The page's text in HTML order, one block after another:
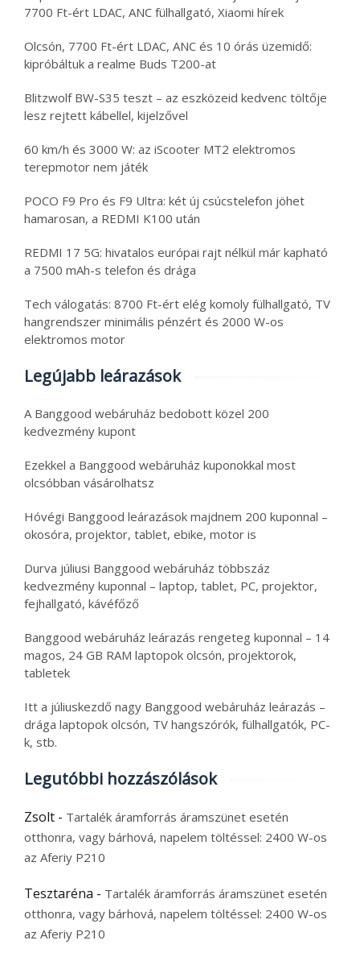
7700 Ft-ért LDAC, ANC fülhallgató, Xiaomi hírek
Olcsón, 7700 Ft-ért LDAC, ANC és 10 órás üzemidő:
kipróbáltuk a realme Buds T200-at
Blitzwolf BW-S35 teszt – az eszközeid kedvenc töltője
lesz rejtett kábellel, kijelzővel
60 km/h és 3000 W: az iScooter MT2 elektromos
terepmotor nem játék
POCO F9 Pro és F9 Ultra: két új csúcstelefon jöhet
hamarosan, a REDMI K100 után
REDMI 17 5G: hivatalos európai rajt nélkül már kapható
a 7500 mAh-s telefon és drága
Tech válogatás: 8700 Ft-ért elég komoly fülhallgató, TV
hangrendszer minimális pénzért és 2000 W-os
elektromos motor
Legújabb leárazások
A Banggood webáruház bedobott közel 200
kedvezmény kupont
Ezekkel a Banggood webáruház kuponokkal most
olcsóbban vásárolhatsz
Hóvégi Banggood leárazások majdnem 200 kuponnal –
okosóra, projektor, tablet, ebike, motor is
Durva júliusi Banggood webáruház többszáz
kedvezmény kuponnal – laptop, tablet, PC, projektor,
fejhallgató, kávéfőző
Banggood webáruház leárazás rengeteg kuponnal – 14
magos, 24 GB RAM laptopok olcsón, projektorok,
tabletek
Itt a júliuskezdő nagy Banggood webáruház leárazás –
drága laptopok olcsón, TV hangszórók, fülhallgatók, PC-
k, stb.
Legutóbbi hozzászólások
Zsolt - Tartalék áramforrás áramszünet esetén
otthonra, vagy bárhová, napelem töltéssel: 2400 W-os
az Aferiy P210
Tesztaréna - Tartalék áramforrás áramszünet esetén
otthonra, vagy bárhová, napelem töltéssel: 2400 W-os
az Aferiy P210